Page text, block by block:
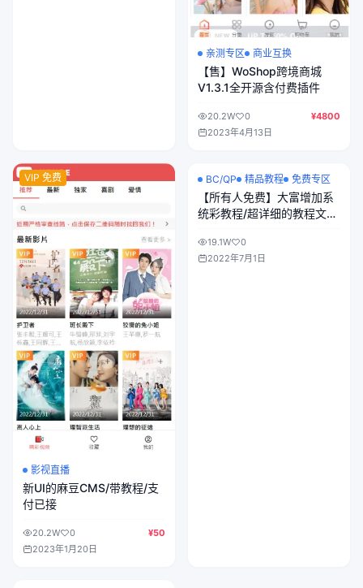
亲测专区 商业互换
【售】WoShop跨境商城
V1.3.1全开源含付费插件
20.2W 0
¥4800
2023年4月13日
VIP 免费
影视直播
新UI的麻豆CMS/带教程/支
付已接
20.2W 0
¥50
2023年1月20日
VIP 免费
BC/QP 精品教程 免费专区
【所有人免费】大富增加系
统彩教程/超详细的教程文
百可以上手
19.1W
0
2022年7月1日